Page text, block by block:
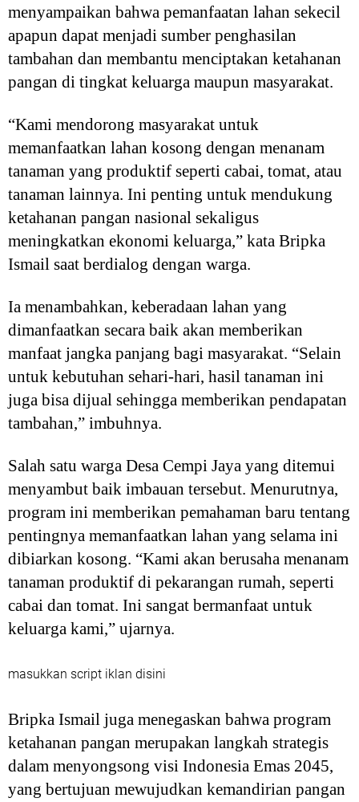
menyampaikan bahwa pemanfaatan lahan sekecil
apapun dapat menjadi sumber penghasilan
tambahan dan membantu menciptakan ketahanan
pangan di tingkat keluarga maupun masyarakat.
“Kami mendorong masyarakat untuk
memanfaatkan lahan kosong dengan menanam
tanaman yang produktif seperti cabai, tomat, atau
tanaman lainnya. Ini penting untuk mendukung
ketahanan pangan nasional sekaligus
meningkatkan ekonomi keluarga,” kata Bripka
Ismail saat berdialog dengan warga.
Ia menambahkan, keberadaan lahan yang
dimanfaatkan secara baik akan memberikan
manfaat jangka panjang bagi masyarakat. “Selain
untuk kebutuhan sehari-hari, hasil tanaman ini
juga bisa dijual sehingga memberikan pendapatan
tambahan,” imbuhnya.
Salah satu warga Desa Cempi Jaya yang ditemui
menyambut baik imbauan tersebut. Menurutnya,
program ini memberikan pemahaman baru tentang
pentingnya memanfaatkan lahan yang selama ini
dibiarkan kosong. “Kami akan berusaha menanam
tanaman produktif di pekarangan rumah, seperti
cabai dan tomat. Ini sangat bermanfaat untuk
keluarga kami,” ujarnya.
masukkan script iklan disini
Bripka Ismail juga menegaskan bahwa program
ketahanan pangan merupakan langkah strategis
dalam menyongsong visi Indonesia Emas 2045,
yang bertujuan mewujudkan kemandirian pangan